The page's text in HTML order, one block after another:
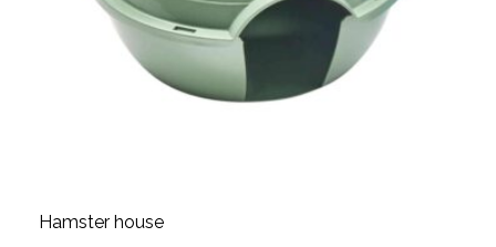
Hamster house